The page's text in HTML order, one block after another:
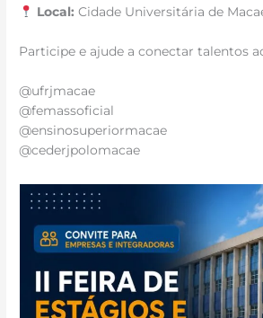
Local: Cidade Universitária de
Participe e ajude a conectar talentos
@ufrjmacae
@femassoficial
@ensinosuperiormacae
@cederjpolomacae